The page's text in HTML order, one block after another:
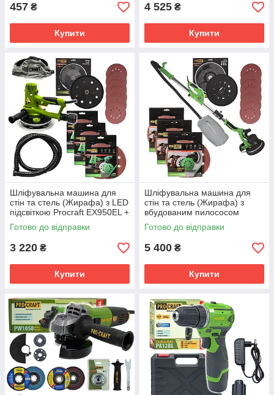
457 ₴
Купити
4 525 ₴
Купити
Шліфувальна машина для
стін та стель (Жирафа) з LED
підсвіткою Procraft EX950EL +
набір паперу
Готово до відправки
3 220 ₴
Купити
Шліфувальна машина для
стін та стель (Жирафа) з
вбудованим пилососом
Procraft EX1050 + набір
паперу
Готово до відправки
5 400 ₴
Купити